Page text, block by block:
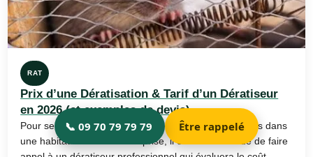
RAT
Prix d’une Dératisation & Tarif d’un Dératiseur
en 2026 (et exemples de devis)
Pour se débarrasser de manière efficace des rongeurs dans
une habitation ou une entreprise, il est recommandé de faire